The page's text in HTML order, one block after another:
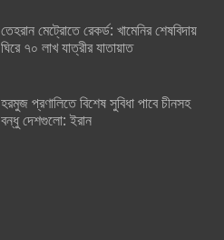
তেহরান মেট্রোতে রেকর্ড: খামেনির শেষবিদায়
ঘিরে ৭০ লাখ যাত্রীর যাতায়াত
হরমুজ প্রণালিতে বিশেষ সুবিধা পাবে চীনসহ
বন্ধু দেশগুলো: ইরান